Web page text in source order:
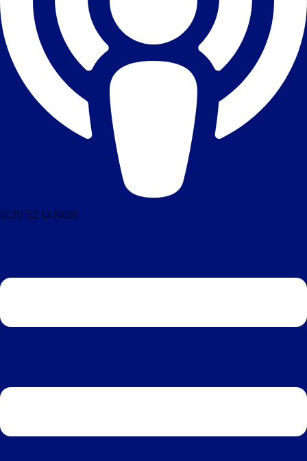
ÉCOUTEZ LA RADIO